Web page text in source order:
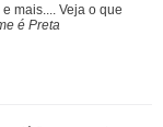
Jr. e mostra foto do
mais.... Veja o que
é Preta